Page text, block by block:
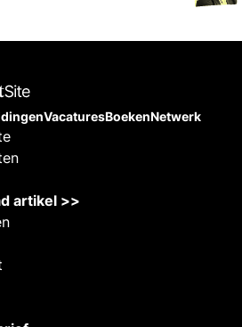
VacaturesBoekenNetwerk
artikel >>